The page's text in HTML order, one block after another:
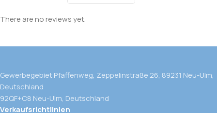
There are no reviews yet.
Gewerbegebiet Pfaffenweg, Zeppelinstraße 26, 89231 Neu-Ulm,
Deutschland
92QF+C8 Neu-Ulm, Deutschland
Verkaufsrichtlinien